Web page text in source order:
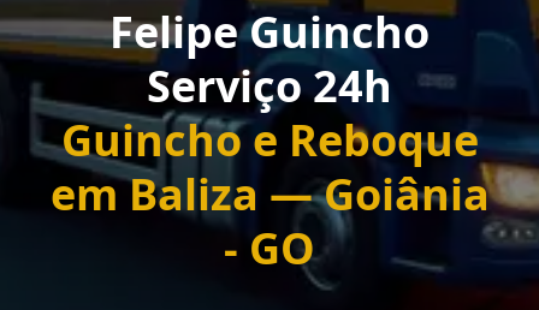
Felipe Guincho
Serviço 24h
Guincho e Reboque
em Baliza — Goiânia
- GO